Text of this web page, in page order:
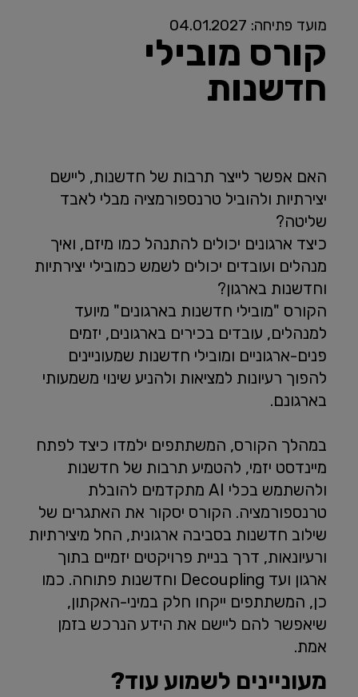
מועד פתיחה: 04.01.2027
קורס מובילי
חדשנות
האם אפשר לייצר תרבות של חדשנות, ליישם
יצירתיות ולהוביל טרנספורמציה מבלי לאבד
שליטה?
כיצד ארגונים יכולים להתנהל כמו מיזם, ואיך
מנהלים ועובדים יכולים לשמש כמובילי יצירתיות
וחדשנות בארגון?
הקורס "מובילי חדשנות בארגונים" מיועד
למנהלים, עובדים בכירים בארגונים, יזמים
פנים-ארגוניים ומובילי חדשנות שמעוניינים
להפוך רעיונות למציאות ולהניע שינוי משמעותי
בארגונם.
במהלך הקורס, המשתתפים ילמדו כיצד לפתח
מיינדסט יזמי, להטמיע תרבות של חדשנות
ולהשתמש בכלי AI מתקדמים להובלת
טרנספורמציה. הקורס יסקור את האתגרים של
שילוב חדשנות בסביבה ארגונית, החל מיצירתיות
ורעיונאות, דרך בניית פרויקטים יזמיים בתוך
ארגון ועד Decoupling וחדשנות פתוחה. כמו
כן, המשתתפים ייקחו חלק במיני-האקתון,
שיאפשר להם ליישם את הידע הנרכש בזמן
אמת.
מעוניינים לשמוע עוד?